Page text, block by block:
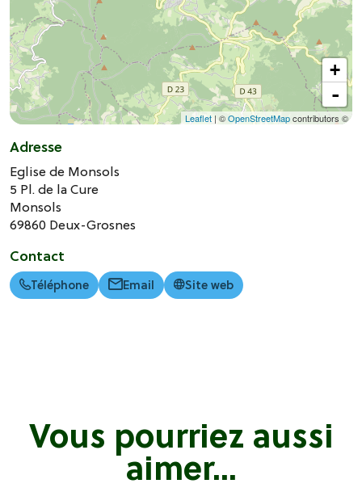
+
-
Leaflet | ©OpenStreetMapcontributors ©
Adresse
Eglise de Monsols
5 Pl. de la Cure
Monsols
69860 Deux-Grosnes
Contact
Téléphone Email Site web
Vous pourriez aussi
aimer...